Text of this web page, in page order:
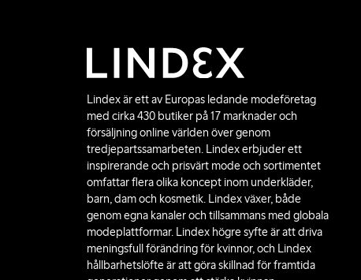
Lindex är ett av Europas ledande modeföretag
med cirka 430 butiker på 17 marknader och
försäljning online världen över genom
tredjepartssamarbeten. Lindex erbjuder ett
inspirerande och prisvärt mode och sortimentet
omfattar flera olika koncept inom underkläder,
barn, dam och kosmetik. Lindex växer, både
genom egna kanaler och tillsammans med globala
modeplattformar. Lindex högre syfte är att driva
meningsfull förändring för kvinnor, och Lindex
hållbarhetslöfte är att göra skillnad för framtida